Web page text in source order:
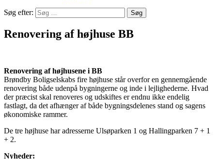
Søg efter:
Renovering af højhuse BB
Renovering af højhusene i BB
Brøndby Boligselskabs fire højhuse står overfor en gennemgående
renovering både udenpå bygningerne og inde i lejlighederne. Hvad
der præcist skal renoveres og udskiftes er endnu ikke endelig
fastlagt, da det afhænger af både bygningsdelenes stand og sagens
økonomiske rammer.
De tre højhuse har adresserne Ulsøparken 1 og Hallingparken 7 + 1
+ 2.
Nyheder: